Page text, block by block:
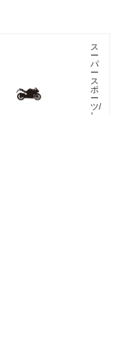
ス
ー
パ
ー
ス
ポ
ー
ツ/
レ